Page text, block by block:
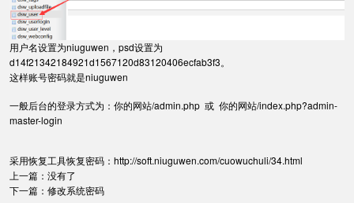
用户名设置为niuguwen，psd设置为
d14f21342184921d1567120d83120406ecfab3f3。
这样账号密码就是niuguwen
一般后台的登录方式为：你的网站/admin.php 或 你的网站/index.php?admin-
master-login
采用恢复工具恢复密码： http://soft.niuguwen.com/cuowuchuli/34.html
上一篇：没有了
下一篇： 修改系统密码